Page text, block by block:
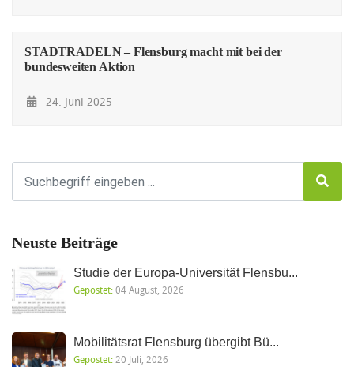
STADTRADELN – Flensburg macht mit bei der
bundesweiten Aktion
24. Juni 2025
Neuste Beiträge
Studie der Europa-Universität Flensbu...
Gepostet:04 August, 2026
Mobilitätsrat Flensburg übergibt Bü...
Gepostet:20 Juli, 2026